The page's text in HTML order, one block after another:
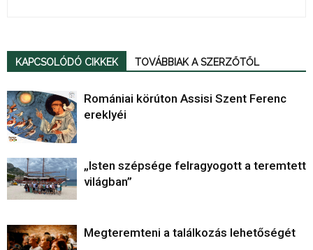
KAPCSOLÓDÓ CIKKEK TOVÁBBIAK A SZERZŐTŐL
Romániai körúton Assisi Szent Ferenc
ereklyéi
„Isten szépsége felragyogott a teremtett
világban”
Megteremteni a találkozás lehetőségét